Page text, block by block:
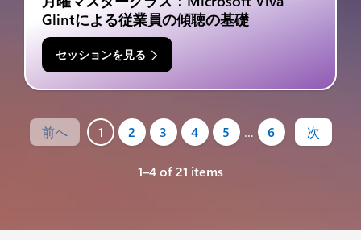
Glintによる従業員の傾聴の基礎
セッションを見る
前へ 1 2 3 4 5 … 6 次
1–4 of 21 items